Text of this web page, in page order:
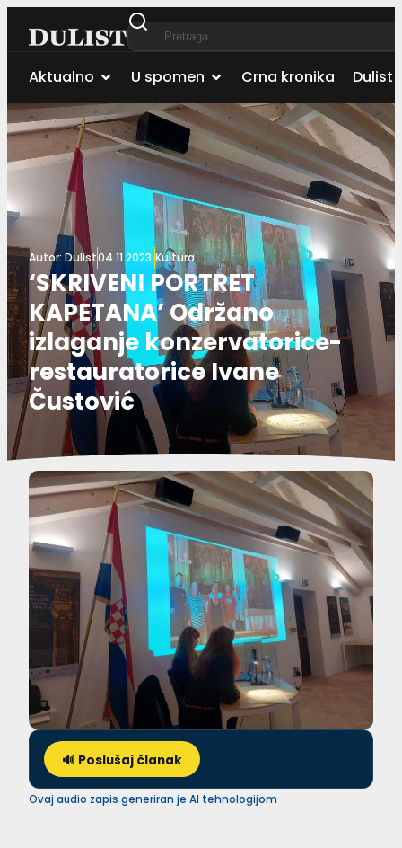
Aktualno U spomen Crna kronika Dulist
Autor: Dulist04.11.2023.Kultura
‘SKRIVENI PORTRET
KAPETANA’ Održano
izlaganje konzervatorice-
restauratorice Ivane
Čustović
🔊 Poslušaj članak
Ovaj audio zapis generiran je AI tehnologijom